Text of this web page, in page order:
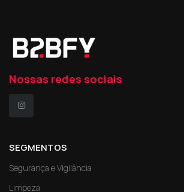
Nossas redes sociais
SEGMENTOS
Segurança e Vigilância
Limpeza